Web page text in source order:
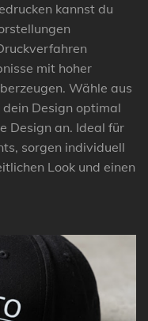
kannst du
mit hoher
Wähle aus
Design optimal
Design an. Ideal für
sorgen individuell
Look und einen